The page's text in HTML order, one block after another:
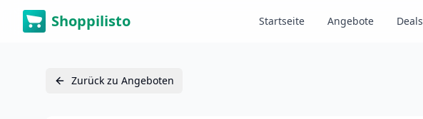
Shoppilisto Startseite Angebote Deals
Zurück zu Angeboten